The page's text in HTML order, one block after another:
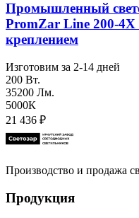
Промышленный
PromZar Line 200-4Х
креплением
Изготовим за 2-14 дней
200 Вт.
35200 Лм.
5000К
21 436 ₽
Производство и продажа
Продукция